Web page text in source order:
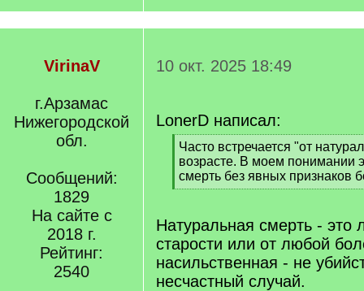
VirinaV
г.Арзамас
Нижегородской
обл.
Сообщений:
1829
На сайте с
2018 г.
Рейтинг:
2540
10 окт. 2025 18:49
LonerD написал:
[
q
]
Часто встречается "от
возрасте. В моем понимании
смерть без явных признаков
[
q
]
Натуральная смерть - это
старости или от любой
насильственная - не
несчастный случай.